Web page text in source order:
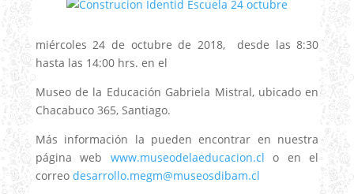
miércoles 24 de octubre de 2018, desde las 8:30
hasta las 14:00 hrs. en el
Museo de la Educación Gabriela Mistral, ubicado en
Chacabuco 365, Santiago.
Más información la pueden encontrar en nuestra
página web www.museodelaeducacion.cl o en el
correo desarrollo.megm@museosdibam.cl